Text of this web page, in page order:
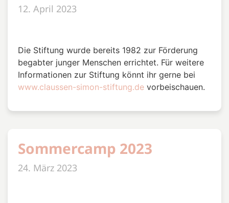
12. April 2023
Die Stiftung wurde bereits 1982 zur Förderung
begabter junger Menschen errichtet. Für weitere
Informationen zur Stiftung könnt ihr gerne bei
www.claussen-simon-stiftung.de vorbeischauen.
Sommercamp 2023
24. März 2023